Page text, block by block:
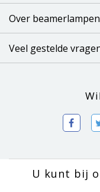
Over beamerlampen
Veel gestelde
U kunt bij